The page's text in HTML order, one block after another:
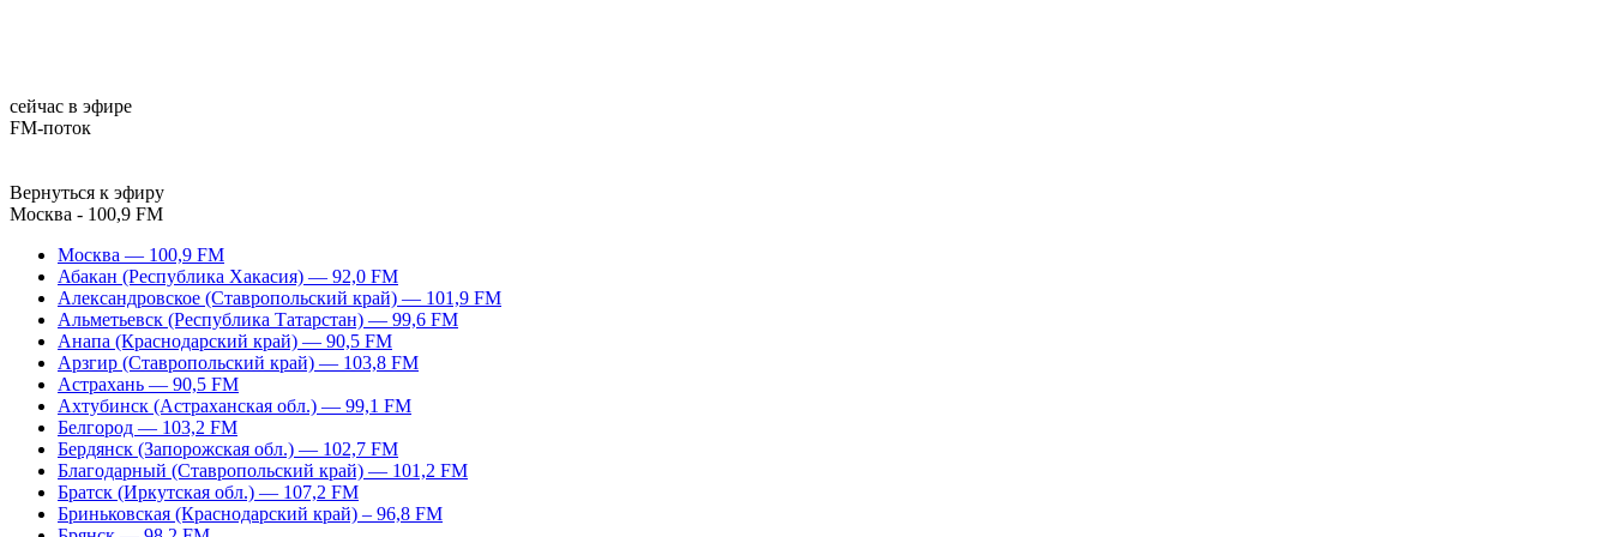
сейчас в эфире
FM-поток
Вернуться к эфиру
Москва - 100,9 FM
Москва — 100,9 FM
Абакан (Республика Хакасия) — 92,0 FM
Александровское (Ставропольский край) — 101,9 FM
Альметьевск (Республика Татарстан) — 99,6 FM
Анапа (Краснодарский край) — 90,5 FM
Арзгир (Ставропольский край) — 103,8 FM
Астрахань — 90,5 FM
Ахтубинск (Астраханская обл.) — 99,1 FM
Белгород — 103,2 FM
Бердянск (Запорожская обл.) — 102,7 FM
Благодарный (Ставропольский край) — 101,2 FM
Братск (Иркутская обл.) — 107,2 FM
Бриньковская (Краснодарский край) – 96,8 FM